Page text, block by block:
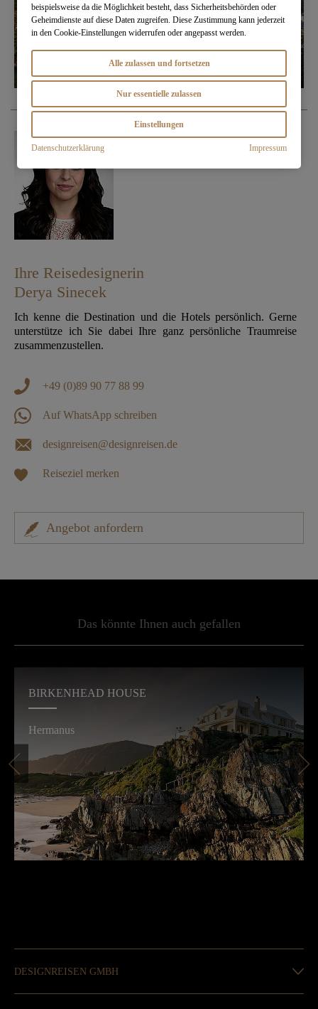
Ihre Reisedesignerin
Derya Sinecek
Ich kenne die Destination und die Hotels persönlich. Gerne
unterstütze ich Sie dabei Ihre ganz persönliche Traumreise
zusammenzustellen.
+49 (0)89 90 77 88 99
Auf WhatsApp schreiben
designreisen@designreisen.de
Reiseziel merken
Angebot anfordern
Das könnte Ihnen auch gefallen
BIRKENHEAD HOUSE
Hermanus
DESIGNREISEN GMBH
beispielsweise da die Möglichkeit besteht, dass Sicherheitsbehörden oder
Geheimdienste auf diese Daten zugreifen. Diese Zustimmung kann jederzeit
in den Cookie-Einstellungen widerrufen oder angepasst werden.
Alle zulassen und fortsetzen
Nur essentielle zulassen
Einstellungen
Datenschutzerklärung Impressum